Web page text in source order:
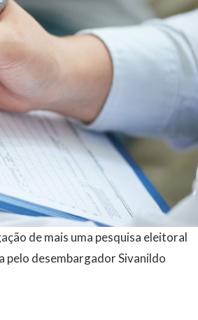
de mais uma pesquisa eleitoral
pelo desembargador Sivanildo